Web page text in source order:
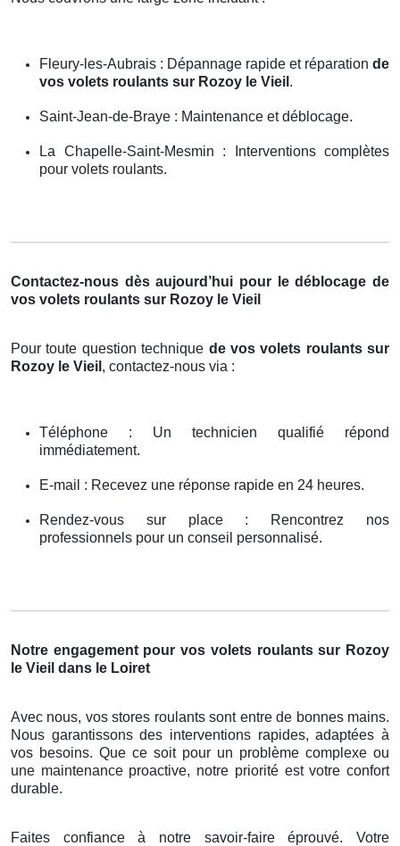
Fleury-les-Aubrais : Dépannage rapide et réparation de
vos volets roulants sur Rozoy le Vieil .
Saint-Jean-de-Braye : Maintenance et déblocage.
La Chapelle-Saint-Mesmin : Interventions complètes
pour volets roulants.
Contactez-nous dès aujourd’hui pour le déblocage de
vos volets roulants sur Rozoy le Vieil
Pour toute question technique de vos volets roulants sur
Rozoy le Vieil , contactez-nous via :
Téléphone : Un technicien qualifié répond
immédiatement.
E-mail : Recevez une réponse rapide en 24 heures.
Rendez-vous sur place : Rencontrez nos
professionnels pour un conseil personnalisé.
Notre engagement pour vos volets roulants sur Rozoy
le Vieil dans le Loiret
Avec nous, vos stores roulants sont entre de bonnes mains.
Nous garantissons des interventions rapides, adaptées à
vos besoins. Que ce soit pour un problème complexe ou
une maintenance proactive, notre priorité est votre confort
durable.
Faites confiance à notre savoir-faire éprouvé. Votre